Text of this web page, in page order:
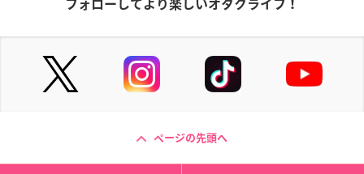
フォローしてより楽しいオタクライフ！
ページの先頭へ